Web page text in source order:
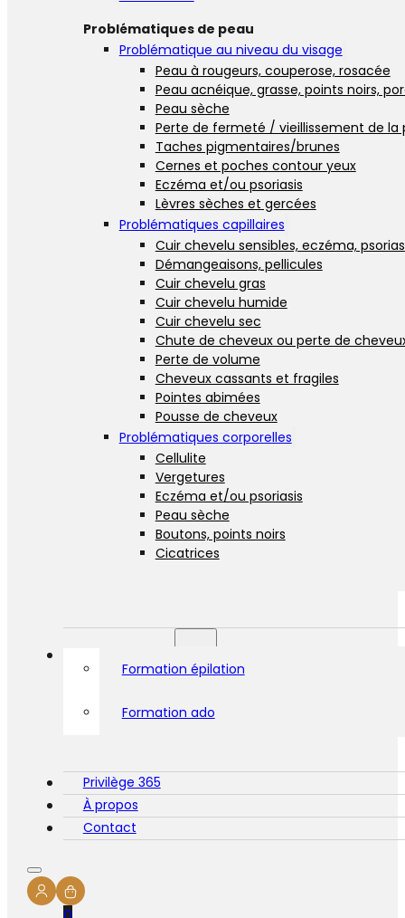
Problématiques de peau
Problématique au niveau du visage
Peau à rougeurs, couperose, rosacée
Peau acnéique, grasse, points noirs,
Peau sèche
Perte de fermeté / vieillissement de la
Taches pigmentaires/brunes
Cernes et poches contour yeux
Eczéma et/ou psoriasis
Lèvres sèches et gercées
Problématiques capillaires
Cuir chevelu sensibles, eczéma,
Démangeaisons, pellicules
Cuir chevelu gras
Cuir chevelu humide
Cuir chevelu sec
Chute de cheveux ou perte de
Perte de volume
Cheveux cassants et fragiles
Pointes abimées
Pousse de cheveux
Problématiques corporelles
Cellulite
Vergetures
Eczéma et/ou psoriasis
Peau sèche
Boutons, points noirs
Cicatrices
Formation épilation
Formation ado
Privilège 365
À propos
Contact